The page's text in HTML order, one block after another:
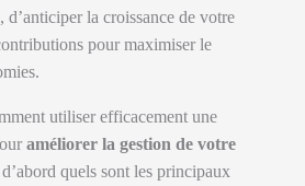
d’anticiper la croissance de votre
pour maximiser le
utiliser efficacement une
améliorer la gestion de votre
quels sont les principaux